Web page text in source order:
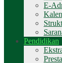
E-
Pendidikan